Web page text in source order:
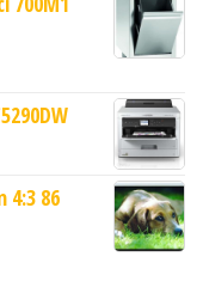
4:3 86